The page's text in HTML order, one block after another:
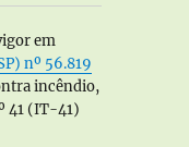
em
nº 56.819
incêndio,
41 (IT-41)